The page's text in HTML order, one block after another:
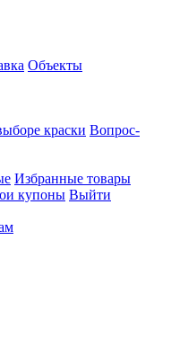
Объекты
краски Вопрос-
Избранные товары
купоны Выйти